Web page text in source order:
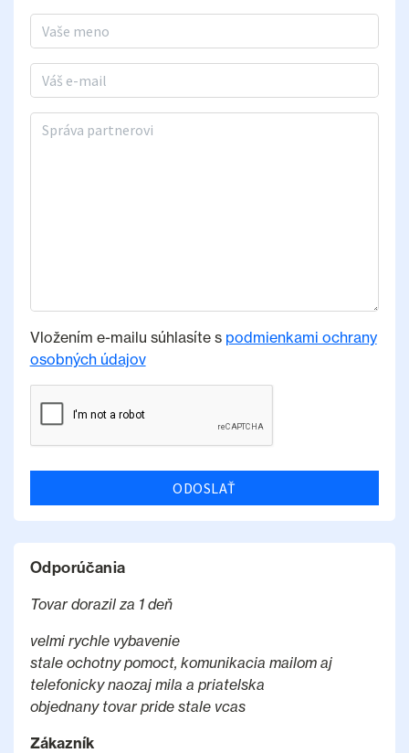
Meno a priezvisko
E-mail
Správa partnerovi
Vložením e-mailu súhlasíte s podmienkami ochrany
osobných údajov
ODOSLAŤ
Odporúčania
Tovar dorazil za 1 deň
velmi rychle vybavenie
stale ochotny pomoct, komunikacia mailom aj
telefonicky naozaj mila a priatelska
objednany tovar pride stale vcas
Zákazník